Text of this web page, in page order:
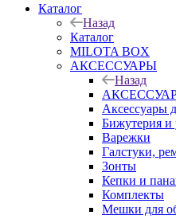
Каталог
Назад
Каталог
MILOTA BOX
АКСЕССУАРЫ
Назад
Аксессуары
Бижутерия и
Варежки
Галстуки,
Зонты
Кепки и
Комплекты
Мешки для